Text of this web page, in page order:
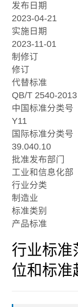
发布日期
2023-04-21
实施日期
2023-11-01
制修订
修订
代替标准
QB/T 2540-2013
中国标准分类号
Y11
国际标准分类号
39.040.10
批准发布部门
工业和信息化部
行业分类
制造业
标准类别
产品标准
行业标准
位和标准